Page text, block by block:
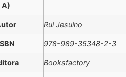
A)
Rui Jesuino
978-989-35348-2-3
Booksfactory